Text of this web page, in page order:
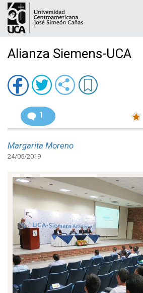
Alianza Siemens-UCA
1
Margarita Moreno
24/05/2019